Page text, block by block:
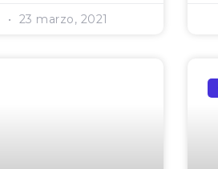
23 marzo, 2021